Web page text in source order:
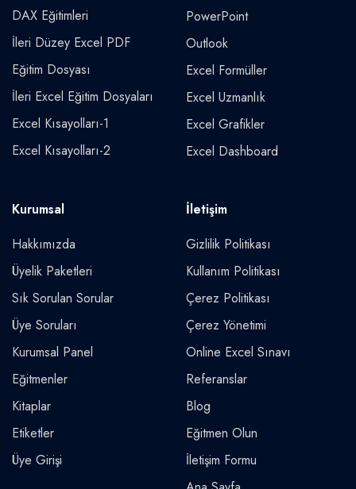
DAX Eğitimleri
İleri Düzey Excel PDF
Eğitim Dosyası
İleri Excel Eğitim Dosyaları
Excel Kısayolları-1
Excel Kısayolları-2
PowerPoint
Outlook
Excel Formüller
Excel Uzmanlık
Excel Grafikler
Excel Dashboard
Kurumsal
Hakkımızda
Üyelik Paketleri
Sık Sorulan Sorular
Üye Soruları
Kurumsal Panel
Eğitmenler
Kitaplar
Etiketler
Üye Girişi
İletişim
Gizlilik Politikası
Kullanım Politikası
Çerez Politikası
Çerez Yönetimi
Online Excel Sınavı
Referanslar
Blog
Eğitmen Olun
İletişim Formu